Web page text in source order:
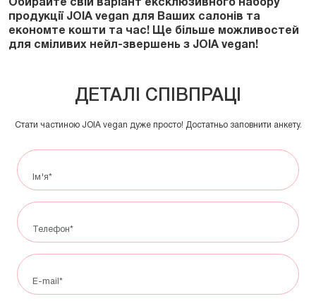
Обирайте свій варіант ексклюзивного набору
продукції JOIA vegan для Ваших салонів та
економте кошти та час! Ще більше можливостей
для сміливих нейл-звершень з JOIA vegan!
ДЕТАЛІ СПІВПРАЦІ
Стати частиною JOIA vegan дуже просто! Достатньо заповнити анкету.